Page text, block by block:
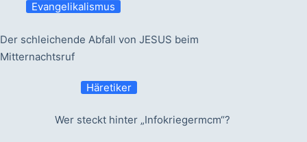
Evangelikalismus
Der schleichende Abfall von JESUS beim
Mitternachtsruf
Häretiker
Wer steckt hinter „Infokriegermcm“?